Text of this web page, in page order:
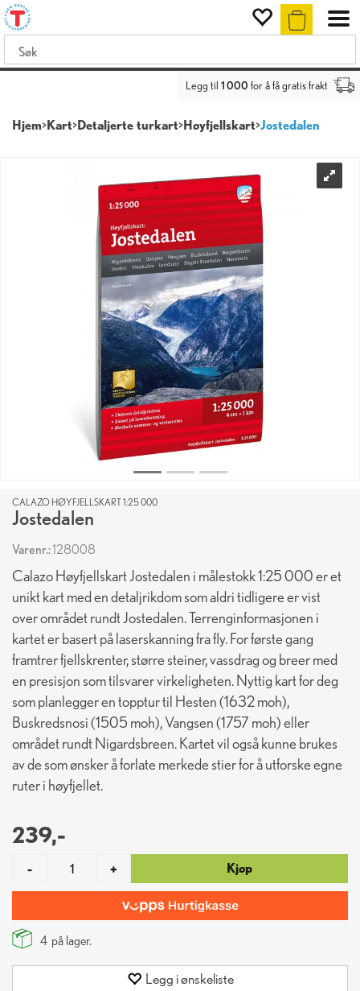
Legg til 1 000 for å få gratis frakt
Hjem>Kart>Detaljerte turkart>Høyfjellskart>Jostedalen
CALAZO HØYFJELLSKART 1:25 000
Jostedalen
Varenr.:128008
Calazo Høyfjellskart Jostedalen i målestokk 1:25 000 er et
unikt kart med en detaljrikdom som aldri tidligere er vist
over området rundt Jostedalen. Terrenginformasjonen i
kartet er basert på laserskanning fra fly. For første gang
framtrer fjellskrenter, større steiner, vassdrag og breer med
en presisjon som tilsvarer ­virkeligheten. Nyttig kart for deg
som planlegger en topptur til Hesten (1632 moh),
Buskredsnosi (1505 moh), Vangsen (1757 moh) eller
området rundt Nigardsbreen. Kartet vil også kunne brukes
av de som ønsker å forlate merkede stier for å utforske egne
ruter i høyfjellet.
239,-
- + Kjøp
4 på lager.
Legg i ønskeliste